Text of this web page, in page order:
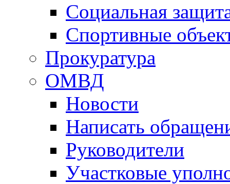
Социальная
Спортивные
Прокуратура
ОМВД
Новости
Написать
Руководители
Участковые